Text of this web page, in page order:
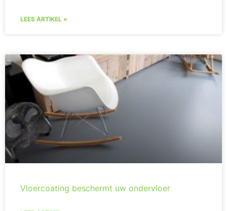
LEES ARTIKEL »
Vloercoating beschermt uw ondervloer